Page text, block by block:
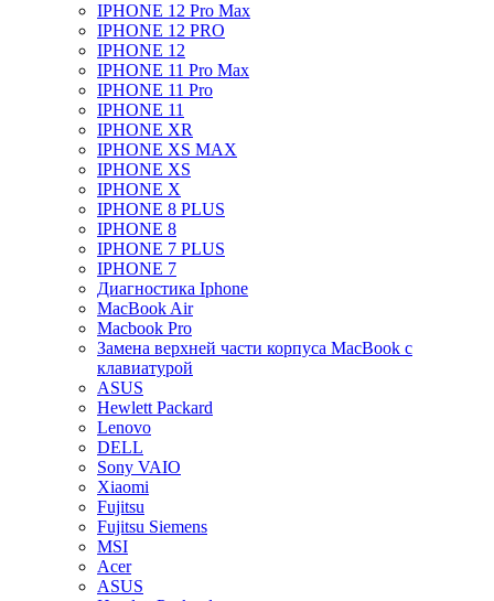
IPHONE 12 Pro Max
IPHONE 12 PRO
IPHONE 12
IPHONE 11 Pro Max
IPHONE 11 Pro
IPHONE 11
IPHONE XR
IPHONE XS MAX
IPHONE XS
IPHONE X
IPHONE 8 PLUS
IPHONE 8
IPHONE 7 PLUS
IPHONE 7
Диагностика Iphone
MacBook Air
Macbook Pro
Замена верхней части корпуса MacBook с
клавиатурой
ASUS
Hewlett Packard
Lenovo
DELL
Sony VAIO
Xiaomi
Fujitsu
Fujitsu Siemens
MSI
Acer
ASUS